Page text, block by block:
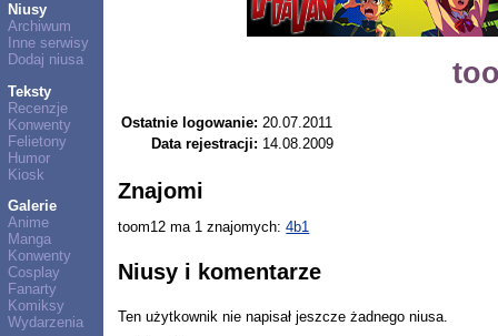
Niusy
Archiwum
Inne serwisy
Dodaj niusa
Teksty
Recenzje
Konwenty
Felietony
Humor
Kiosk
Galerie
Anime
Manga
Konwenty
Cosplay
Fanarty
Komiksy
Wydarzenia
Ostatnie logowanie: 20.07.2011
Data rejestracji: 14.08.2009
Znajomi
toom12 ma 1 znajomych:4b1
Niusy i komentarze
Ten użytkownik nie napisał jeszcze żadnego niusa.